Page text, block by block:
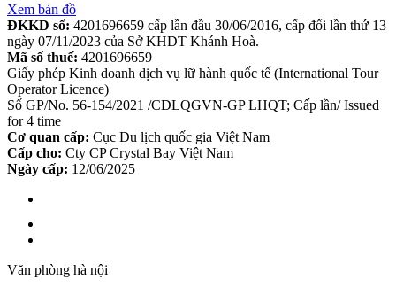
Xem bản đồ
ĐKKD số: 4201696659 cấp lần đầu 30/06/2016, cấp đổi lần thứ 13
ngày 07/11/2023 của Sở KHDT Khánh Hoà.
Mã số thuế: 4201696659
Giấy phép Kinh doanh dịch vụ lữ hành quốc tế (International Tour
Operator Licence)
Số GP/No. 56-154/2021 /CDLQGVN-GP LHQT; Cấp lần/ Issued
for 4 time
Cơ quan cấp: Cục Du lịch quốc gia Việt Nam
Cấp cho: Cty CP Crystal Bay Việt Nam
Ngày cấp: 12/06/2025
Văn phòng hà nội